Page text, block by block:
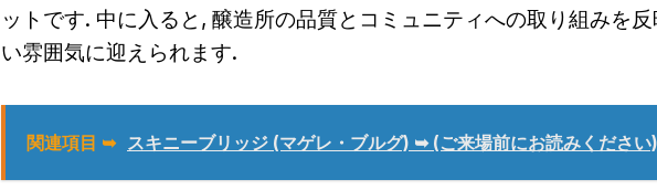
ットです. 中に入ると, 醸造所の品質とコミュニティへの取り組みを
い雰囲気に迎えられます.
関連項目 ➥ スキニーブリッジ (マゲレ・ブルグ) ➥ (ご来場前にお読みください)